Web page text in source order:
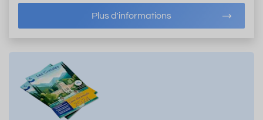
Plus d'informations